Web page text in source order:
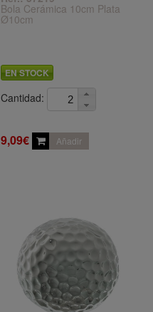
Bola Cerámica 10cm Plata
Ø10cm
EN STOCK
Cantidad:
9,09€ Añadir